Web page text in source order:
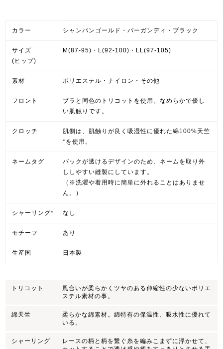
カラー シャンパンゴールド・バーガンディ・ブラック
サイズ
(ヒップ)
M(87-95)・L(92-100)・LL(97-105)
素材 ポリエステル・ナイロン・その他
フロント
ブラと同色のトリコットを使用。なめらかで優し
い肌触りです。
クロッチ
肌側は、肌触りが良く吸湿性に優れた綿100%天竺
*を使用。
ネームタグ
バックが透けるデザインのため、ネームを取り外
ししやすい縫製にしています。
（※洗濯や着用時に簡単に外れることはありませ
ん。）
シャーリング* なし
モチーフ あり
生産国 日本製
トリコット
風合いが柔らかくツヤのある伸縮性の少ないポリエ
ステル素材の事。
綿天竺
柔らかな綿素材。綿特有の保温性、吸水性に優れて
いる。
シャーリング
レースの柄と柄を繋ぐ糸を編みこまずに浮かせて、